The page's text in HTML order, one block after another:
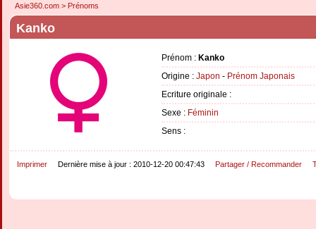
Asie360.com > Prénoms
Kanko
Prénom : Kanko
Origine : Japon - Prénom Japonais
Ecriture originale :
Sexe : Féminin
Sens :
Imprimer Dernière mise à jour : 2010-12-20 00:47:43 Partager / Recommander